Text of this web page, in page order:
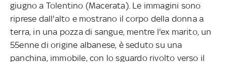
giugno a Tolentino (Macerata). Le immagini sono
riprese dall'alto e mostrano il corpo della donna a
terra, in una pozza di sangue, mentre l'ex marito, un
55enne di origine albanese, è seduto su una
panchina, immobile, con lo sguardo rivolto verso il